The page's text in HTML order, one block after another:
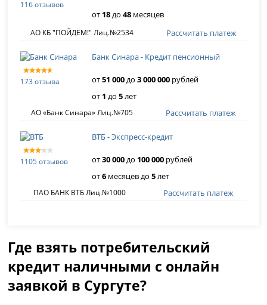
116 отзывов
от 18до48 месяцев
АО КБ "ПОЙДЁМ!" Лиц.№2534 Рассчитать платеж
173 отзыва
Банк Синара - Кредит пенсионный
от51 000до3 000 000 рублей
от 1 до5лет
АО «Банк Синара» Лиц.№705 Рассчитать платеж
1105 отзывов
ВТБ - Экспресс-кредит
от30 000до 100 000 рублей
от6 месяцев до5лет
ПАО БАНК ВТБ Лиц.№1000 Рассчитать платеж
Где взять потребительский
кредит наличными с онлайн
заявкой в Сургуте?